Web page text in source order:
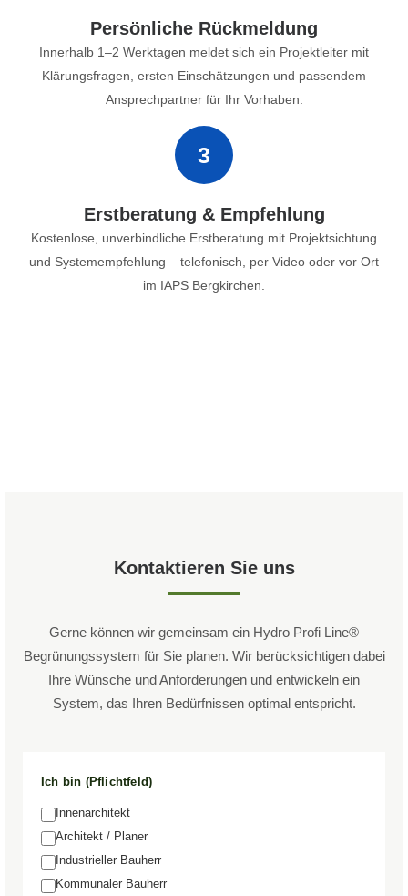
Persönliche Rückmeldung
Innerhalb 1–2 Werktagen meldet sich ein Projektleiter mit
Klärungsfragen, ersten Einschätzungen und passendem
Ansprechpartner für Ihr Vorhaben.
3
Erstberatung & Empfehlung
Kostenlose, unverbindliche Erstberatung mit Projektsichtung
und Systemempfehlung – telefonisch, per Video oder vor Ort
im IAPS Bergkirchen.
Kontaktieren Sie uns
Gerne können wir gemeinsam ein Hydro Profi Line®
Begrünungssystem für Sie planen. Wir berücksichtigen dabei
Ihre Wünsche und Anforderungen und entwickeln ein
System, das Ihren Bedürfnissen optimal entspricht.
Ich bin (Pflichtfeld)
Innenarchitekt
Architekt / Planer
Industrieller Bauherr
Kommunaler Bauherr